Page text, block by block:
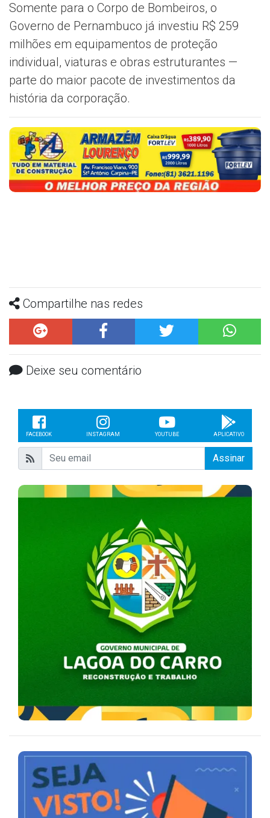
Somente para o Corpo de Bombeiros, o
Governo de Pernambuco já investiu R$ 259
milhões em equipamentos de proteção
individual, viaturas e obras estruturantes —
parte do maior pacote de investimentos da
história da corporação.
Compartilhe nas redes
Deixe seu comentário
FACEBOOK INSTAGRAM YOUTUBE APLICATIVO
Assinar